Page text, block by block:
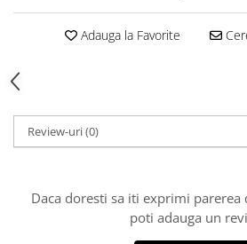
Adauga la Favorite
Review-uri(0)
Daca doresti sa iti exprimi parerea
poti adauga un